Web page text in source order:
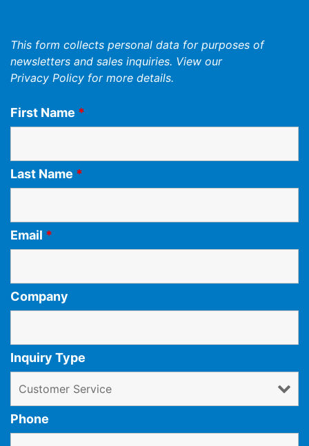
This form collects personal data for purposes of
newsletters and sales inquiries. View our
Privacy Policy for more details.
First Name *
Last Name *
Email *
Company
Inquiry Type
Phone